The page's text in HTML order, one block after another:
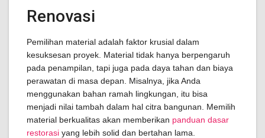
Renovasi
Pemilihan material adalah faktor krusial dalam
kesuksesan proyek. Material tidak hanya berpengaruh
pada penampilan, tapi juga pada daya tahan dan biaya
perawatan di masa depan. Misalnya, jika Anda
menggunakan bahan ramah lingkungan, itu bisa
menjadi nilai tambah dalam hal citra bangunan. Memilih
material berkualitas akan memberikan panduan dasar
restorasi yang lebih solid dan bertahan lama.